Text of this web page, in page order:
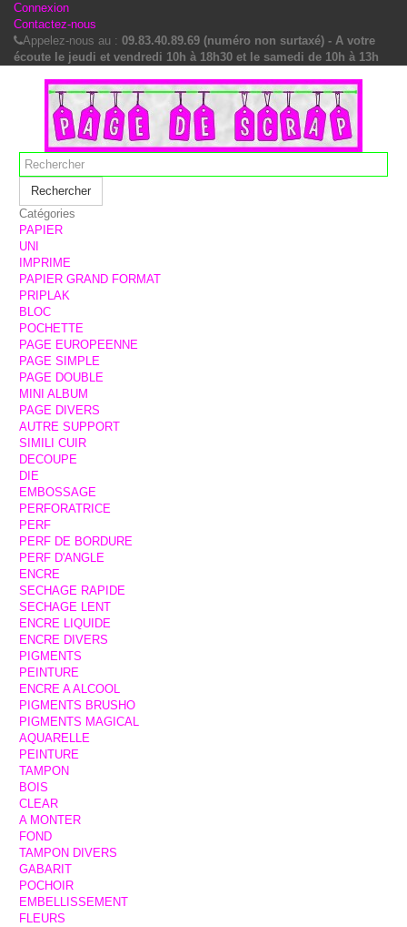
Connexion
Contactez-nous
Appelez-nous au : 09.83.40.89.69 (numéro non surtaxé) - A votre
écoute le jeudi et vendredi 10h à 18h30 et le samedi de 10h à 13h
Rechercher
Catégories
PAPIER
UNI
IMPRIME
PAPIER GRAND FORMAT
PRIPLAK
BLOC
POCHETTE
PAGE EUROPEENNE
PAGE SIMPLE
PAGE DOUBLE
MINI ALBUM
PAGE DIVERS
AUTRE SUPPORT
SIMILI CUIR
DECOUPE
DIE
EMBOSSAGE
PERFORATRICE
PERF
PERF DE BORDURE
PERF D'ANGLE
ENCRE
SECHAGE RAPIDE
SECHAGE LENT
ENCRE LIQUIDE
ENCRE DIVERS
PIGMENTS
PEINTURE
ENCRE A ALCOOL
PIGMENTS BRUSHO
PIGMENTS MAGICAL
AQUARELLE
PEINTURE
TAMPON
BOIS
CLEAR
A MONTER
FOND
TAMPON DIVERS
GABARIT
POCHOIR
EMBELLISSEMENT
FLEURS